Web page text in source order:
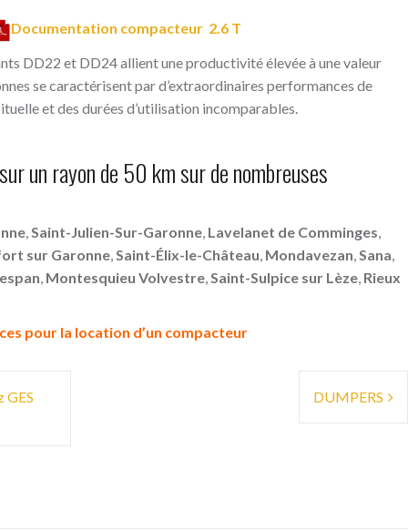
Documentation compacteur 2.6 T
DD22 et DD24 allient une productivité élevée à une valeur
se caractérisent par d’extraordinaires performances de
et des durées d’utilisation incomparables.
un rayon de 50 km sur de nombreuses
Saint-Julien-Sur-Garonne Lavelanet de Comminges
sur Garonne Saint-Élix-le-Château Mondavezan Sana
Montesquieu Volvestre Saint-Sulpice sur Lèze Rieux
pour la location d’un compacteur
GES
DUMPERS